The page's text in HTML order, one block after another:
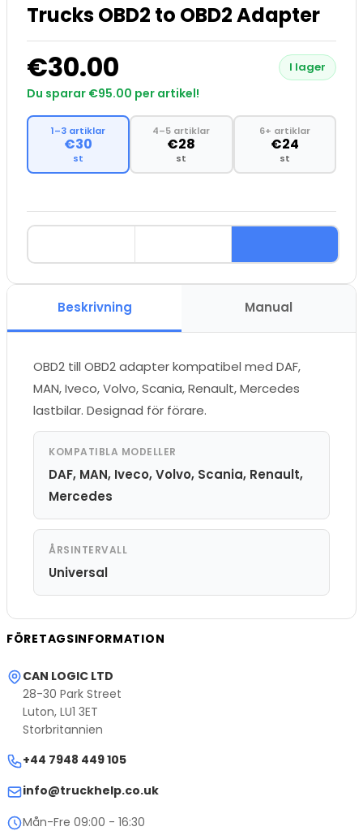
Trucks OBD2 to OBD2 Adapter
€30.00 I lager
Du sparar €95.00 per artikel!
1–3 artiklar
€30
st
4–5 artiklar
€28
st
6+ artiklar
€24
st
Beskrivning Manual
OBD2 till OBD2 adapter kompatibel med DAF,
MAN, Iveco, Volvo, Scania, Renault, Mercedes
lastbilar. Designad för förare.
KOMPATIBLA MODELLER
DAF, MAN, Iveco, Volvo, Scania, Renault,
Mercedes
ÅRSINTERVALL
Universal
FÖRETAGSINFORMATION
CAN LOGIC LTD
28-30 Park Street
Luton, LU1 3ET
Storbritannien
+44 7948 449 105
info@truckhelp.co.uk
Mån-Fre 09:00 - 16:30